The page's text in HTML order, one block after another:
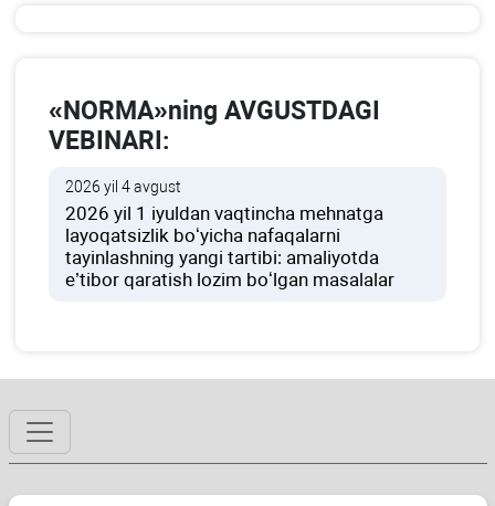
«NORMA»ning AVGUSTDAGI
VEBINARI:
2026 yil 4 avgust
2026 yil 1 iyuldan vaqtincha mehnatga
layoqatsizlik boʻyicha nafaqalarni
tayinlashning yangi tartibi: amaliyotda
e’tibor qaratish lozim boʻlgan masalalar